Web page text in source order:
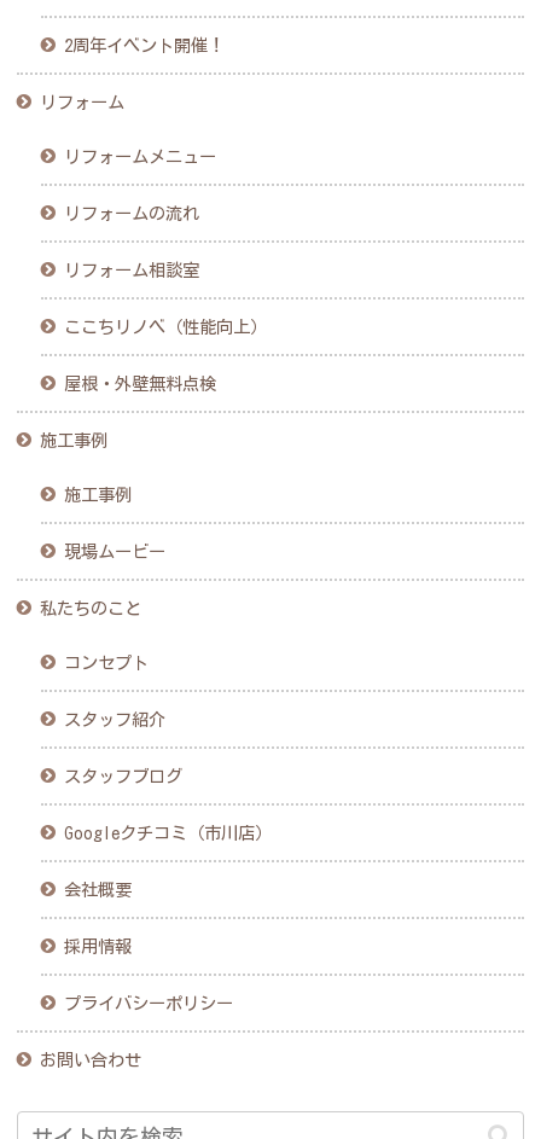
2周年イベント開催！
リフォーム
リフォームメニュー
リフォームの流れ
リフォーム相談室
ここちリノベ（性能向上）
屋根・外壁無料点検
施工事例
施工事例
現場ムービー
私たちのこと
コンセプト
スタッフ紹介
スタッフブログ
Googleクチコミ（市川店）
会社概要
採用情報
プライバシーポリシー
お問い合わせ